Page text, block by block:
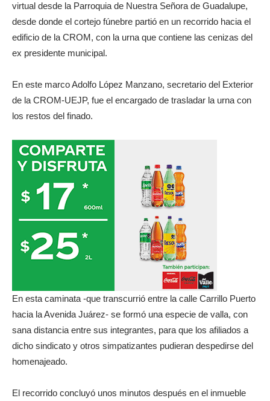
virtual desde la Parroquia de Nuestra Señora de Guadalupe,
desde donde el cortejo fúnebre partió en un recorrido hacia el
edificio de la CROM, con la urna que contiene las cenizas del
ex presidente municipal.
En este marco Adolfo López Manzano, secretario del Exterior
de la CROM-UEJP, fue el encargado de trasladar la urna con
los restos del finado.
En esta caminata -que transcurrió entre la calle Carrillo Puerto
hacia la Avenida Juárez- se formó una especie de valla, con
sana distancia entre sus integrantes, para que los afiliados a
dicho sindicato y otros simpatizantes pudieran despedirse del
homenajeado.
El recorrido concluyó unos minutos después en el inmueble